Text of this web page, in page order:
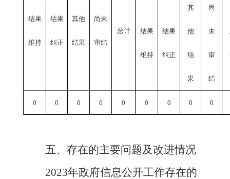
结果
维持
结果
纠正
其他
结果
尚未
审结
总计 结果
维持
结果
纠正
其
他
结
果
尚
未
审
结
0 0 0 0 0 0 0 0 0
五、存在的主要问题及改进情况
2023年政府信息公开工作存在的